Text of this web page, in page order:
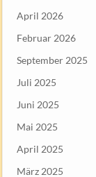
April 2026
Februar 2026
September 2025
Juli 2025
Juni 2025
Mai 2025
April 2025
März 2025